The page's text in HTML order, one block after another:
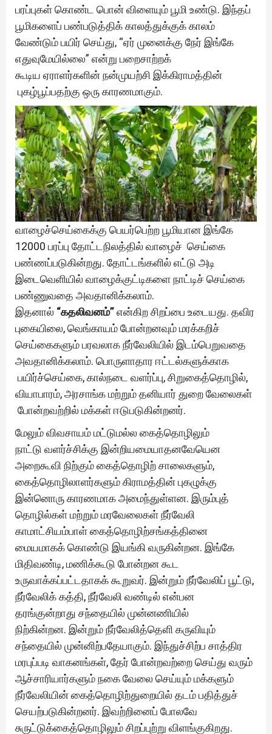
பரப்புகள் கொண்ட பொன் விளையும் பூமி உண்டு. இந்தப்
பூமிகளைப் பண்படுத்திக் காலத்துக்குக் காலம்
வேண்டும் பயிர் செய்து‚ “ஏர் முனைக்கு நேர் இங்கே
எதுவுமேயில்லை” என்று பறைசாற்றக்
கூடிய ஏராளர்களின் நன்முயற்சி இக்கிராமத்தின்
புகழ்பூப்பதற்கு ஒரு காரணமாகும்.
வாழைச்செய்கைக்கு பெயர்பெற்ற பூமியான இங்கே
12000 பரப்பு தோட்டநிலத்தில் வாழைச் செய்கை
பண்ணப்படுகின்றது. தோட்டங்களில் எட்டு அடி
இடைவெளியில் வாழைக்குட்டிகளை நாட்டிச் செய்கை
பண்ணுவதை அவதானிக்கலாம்.
இதனால் “கதலிவனம்”என்கிற சிறப்பை உடையது. தவிர
புகையிலை, வெங்காயம் போன்றனவும் மரக்கறிச்
செய்கைகளும் பரவலாக நீர்வேலியில் இடம்பெறுவதை
அவதானிக்கலாம். பொருளாதார ஈட்டல்களுக்காக
பயிர்ச்செய்கை, கால்நடை வளர்ப்பு, சிறுகைத்தொழில்,
வியாபாரம், அரசாங்க மற்றும் தனியார் துறை வேலைகள்
போன்றவற்றில் மக்கள் ஈடுபடுகின்றனர்.
மேலும் விவசாயம் மட்டுமல்ல கைத்தொழிலும்
நாட்டு வளர்ச்சிக்கு இன்றியமையாதனவேயென
அறைகூவி நிற்கும் கைத்தொழிற் சாலைகளும்,
கைத்தொழிலாளர்களும் கிராமத்தின் புகழுக்கு
இன்னொரு காரணமாக அமைந்துள்ளன. இரும்புத்
தொழில்கள் மற்றும் மரவேலைகள் நீர்வேலி
காமாட்சியம்பாள் கைத்தொழிற்சங்கத்தினை
மையமாகக் கொண்டு இயங்கி வருகின்றன. இங்கே
மிதிவண்டி, மணிக்கூடு போன்றன கூட
உருவாக்கப்பட்டதாகக் கூறுவர். இன்றும் நீர்வேலிப் பூட்டு,
நீர்வேலிக் கத்தி, நீர்வேலி வண்டில் என்பன
தரங்குன்றாது சந்தையில் முன்னணியில்
நிற்கின்றன. இன்றும் நீர்வேலித்தெளி கருவியும்
சந்தையில் முன்னிற்பதேயாகும். இந்துச்சிற்ப சாத்திர
மரபுப்படி வாகனங்கள், தேர் போன்றவற்றை செய்து வரும்
ஆச்சாரியார்களும் நகை வேலை செய்யும் மக்களும்
நீர்வேலியின் கைத்தொழிற்துறையில் தடம் பதித்துச்
செயற்படுகின்றனர். இவற்றினைப் போலவே
சுருட்டுக்கைத்தொழிலும் சிறப்புற்று விளங்குகிறது.